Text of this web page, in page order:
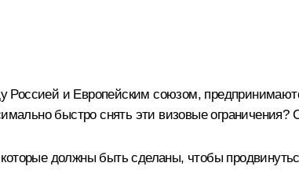
Россией и Европейским союзом,
быстро снять эти визовые ограничения?
должны быть сделаны, чтобы